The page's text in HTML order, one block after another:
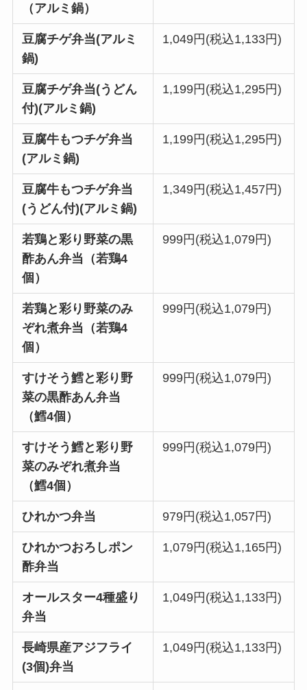
（アルミ鍋）
豆腐チゲ弁当(アルミ
鍋)
1,049円(税込1,133円)
豆腐チゲ弁当(うどん
付)(アルミ鍋)
1,199円(税込1,295円)
豆腐牛もつチゲ弁当
(アルミ鍋)
1,199円(税込1,295円)
豆腐牛もつチゲ弁当
(うどん付)(アルミ鍋)
1,349円(税込1,457円)
若鶏と彩り野菜の黒
酢あん弁当（若鶏4
個）
999円(税込1,079円)
若鶏と彩り野菜のみ
ぞれ煮弁当（若鶏4
個）
999円(税込1,079円)
すけそう鱈と彩り野
菜の黒酢あん弁当
（鱈4個）
999円(税込1,079円)
すけそう鱈と彩り野
菜のみぞれ煮弁当
（鱈4個）
999円(税込1,079円)
ひれかつ弁当 979円(税込1,057円)
ひれかつおろしポン
酢弁当
1,079円(税込1,165円)
オールスター4種盛り
弁当
1,049円(税込1,133円)
長崎県産アジフライ
(3個)弁当
1,049円(税込1,133円)